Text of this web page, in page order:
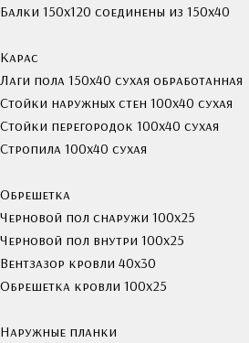
Балки 150х120 соединены из 150х40
Карас
Лаги пола 150х40 сухая обработанная
Стойки наружных стен 100х40 сухая
Стойки перегородок 100х40 сухая
Стропила 100х40 сухая
Обрешетка
Черновой пол снаружи 100х25
Черновой пол внутри 100х25
Вентзазор кровли 40x30
Обрешетка кровли 100х25
Наружные планки